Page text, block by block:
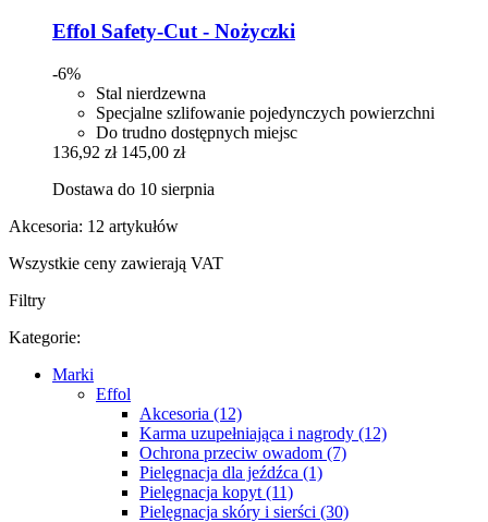
Effol Safety-​Cut -​ Nożyczki
-6%
Stal nierdzewna
Specjalne szlifowanie pojedynczych powierzchni
Do trudno dostępnych miejsc
136,92 zł 145,00 zł
Dostawa do 10 sierpnia
Akcesoria: 12 artykułów
Wszystkie ceny zawierają VAT
Filtry
Kategorie:
Marki
Effol
Akcesoria (12)
Karma uzupełniająca i nagrody (12)
Ochrona przeciw owadom (7)
Pielęgnacja dla jeźdźca (1)
Pielęgnacja kopyt (11)
Pielęgnacja skóry i sierści (30)